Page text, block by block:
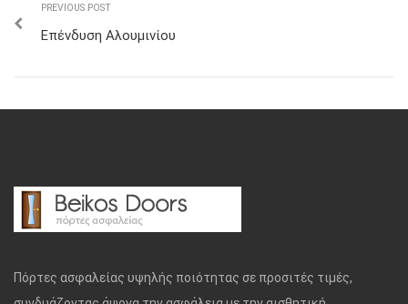
PREVIOUS POST
Επένδυση Αλουμινίου
Πόρτες ασφαλείας υψηλής ποιότητας σε προσιτές τιμές,